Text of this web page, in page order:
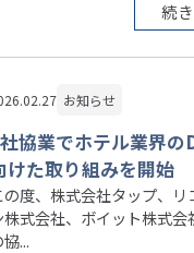
続
お知らせ
協業でホテル業界の
けた取り組みを開始
の度、株式会社タップ、リ
株式会社、ボイット株式会
...